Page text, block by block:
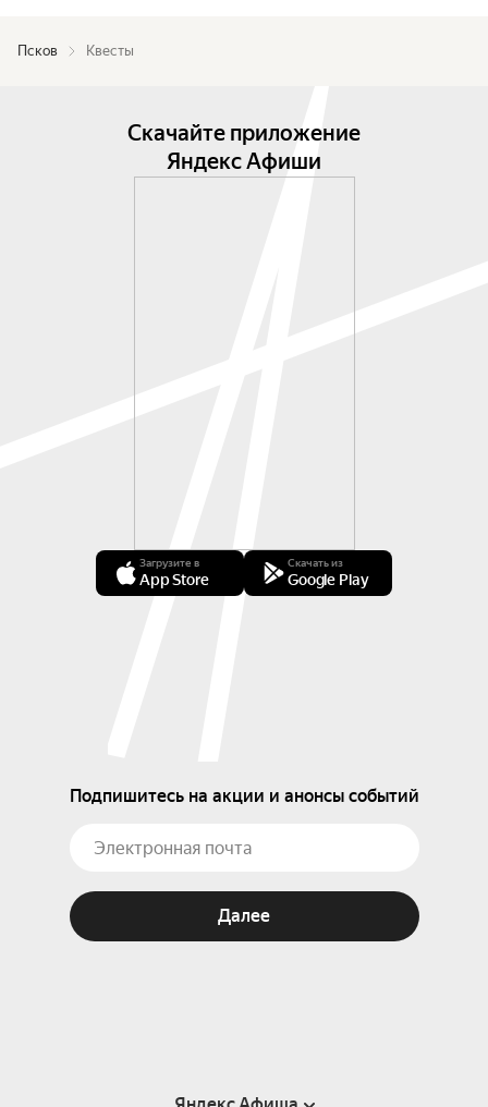
Псков Квесты
Скачайте приложение
Яндекс Афиши
Загрузите в
App Store
Скачать из
Google Play
Подпишитесь на акции и анонсы событий
Далее